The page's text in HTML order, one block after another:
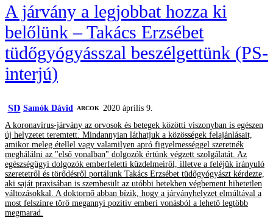
A járvány a legjobbat hozza ki
belőlünk – Takács Erzsébet
tüdőgyógyásszal beszélgettünk (PS-
interjú)
SD Samók Dávid ARCOK
2020 április 9.
A koronavírus-járvány az orvosok és betegek közötti viszonyban is egészen
új helyzetet teremtett. Mindannyian láthatjuk a közösségek felajánlásait,
amikor meleg étellel vagy valamilyen apró figyelmességgel szeretnék
meghálálni az "első vonalban" dolgozók értünk végzett szolgálatát. Az
egészségügyi dolgozók emberfeletti küzdelmeiről, illetve a feléjük irányuló
szeretetről és törődésről portálunk Takács Erzsébet tüdőgyógyászt kérdezte,
aki saját praxisában is szembesült az utóbbi hetekben végbement hihetetlen
változásokkal. A doktornő abban bízik, hogy a járványhelyzet elmúltával a
most felszínre törő megannyi pozitív emberi vonásból a lehető legtöbb
megmarad.